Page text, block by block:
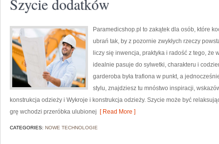
Szycie dodatków
Paramedicshop.pl to zakątek dla osób, które
ubrań tak, by z pozornie zwykłych rzeczy
liczy się inwencja, praktyka i radość z tego, że
idealnie pasuje do sylwetki, charakteru i
garderoba była trafiona w punkt, a
stylu, znajdziesz tu mnóstwo inspiracji,
konstrukcja odzieży i Wykroje i konstrukcja odzieży. Szycie może być
grę wchodzi przeróbka ulubionej [ Read More ]
CATEGORIES: NOWE TECHNOLOGIE